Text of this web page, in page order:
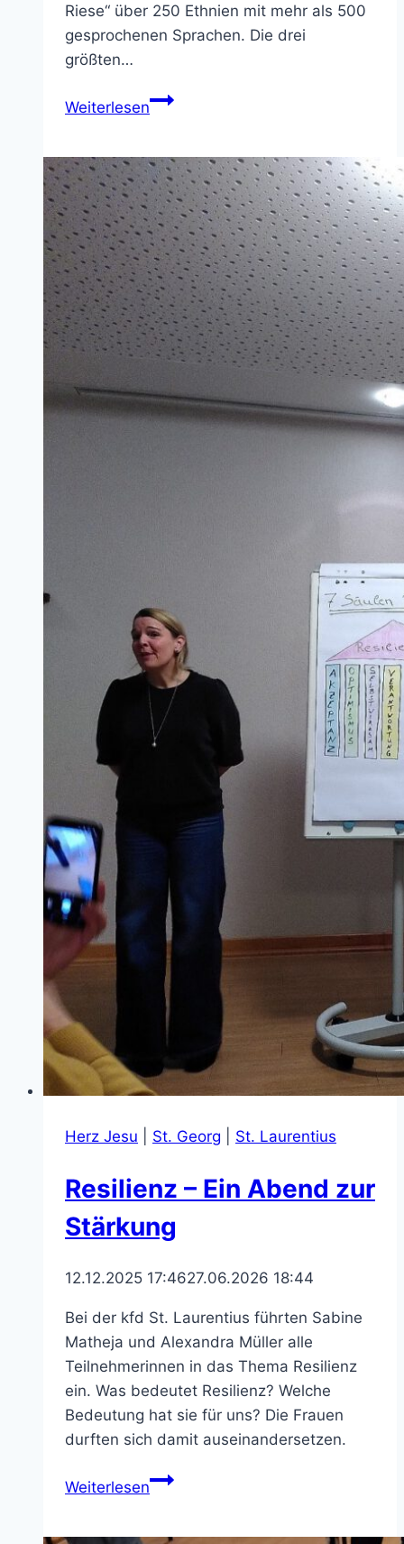
Riese“ über 250 Ethnien mit mehr als 500
gesprochenen Sprachen. Die drei
größten…
WeiterlesenWeltgebetstag
in
Paderborn
im
Forum
St.
Liborius.
Herz Jesu St. Georg St. Laurentius
Resilienz – Ein Abend zur
Stärkung
12.12.2025 17:4627.06.2026 18:44
Bei der kfd St. Laurentius führten Sabine
Matheja und Alexandra Müller alle
Teilnehmerinnen in das Thema Resilienz
ein. Was bedeutet Resilienz? Welche
Bedeutung hat sie für uns? Die Frauen
durften sich damit auseinandersetzen.
WeiterlesenResilienz